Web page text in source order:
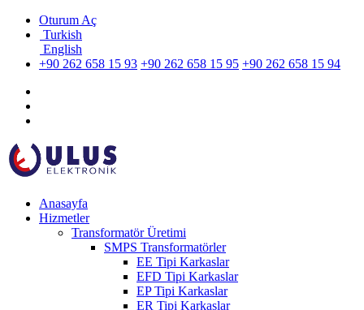
Oturum Aç
Turkish
English
+90 262 658 15 93 +90 262 658 15 95 +90 262 658 15 94
Anasayfa
Hizmetler
Transformatör Üretimi
SMPS Transformatörler
EE Tipi Karkaslar
EFD Tipi Karkaslar
EP Tipi Karkaslar
ER Tipi Karkaslar